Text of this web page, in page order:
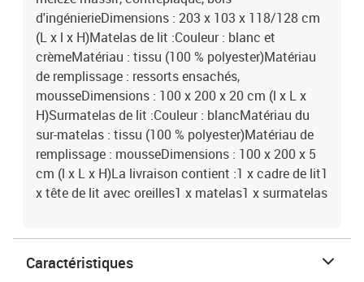
d'ingénierieDimensions : 203 x 103 x 118/128 cm
(L x l x H)Matelas de lit :Couleur : blanc et
crèmeMatériau : tissu (100 % polyester)Matériau
de remplissage : ressorts ensachés,
mousseDimensions : 100 x 200 x 20 cm (l x L x
H)Surmatelas de lit :Couleur : blancMatériau du
sur-matelas : tissu (100 % polyester)Matériau de
remplissage : mousseDimensions : 100 x 200 x 5
cm (l x L x H)La livraison contient :1 x cadre de lit1
x tête de lit avec oreilles1 x matelas1 x surmatelas
Caractéristiques